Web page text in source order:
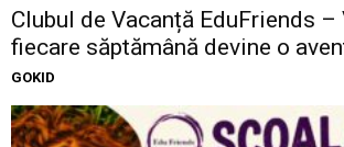
Clubul de Vacanță EduFriends –
fiecare săptămână devine o
GOKID